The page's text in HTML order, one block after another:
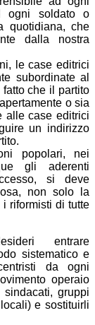
ogni soldato o
quotidiana, che
dalla nostra
le case editrici
subordinate al
che il partito
o sia
alle case editrici
un indirizzo
popolari, nei
gli aderenti
si deve
non solo la
riformisti di tutte
entrare
sistematico e
da ogni
operaio
gruppi
e sostituirli